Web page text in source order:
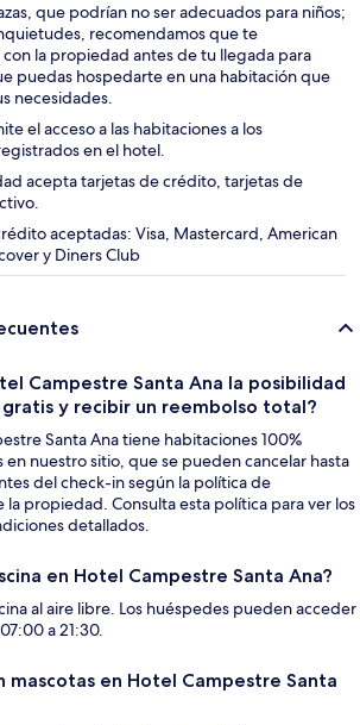
que podrían no ser adecuados para niños;
recomendamos que te
la propiedad antes de tu llegada para
puedas hospedarte en una habitación que
necesidades.
el acceso a las habitaciones a los
en el hotel.
acepta tarjetas de crédito, tarjetas de
aceptadas: Visa, Mastercard, American
y Diners Club
Campestre Santa Ana la posibilidad
y recibir un reembolso total?
Santa Ana tiene habitaciones 100%
en nuestro sitio, que se pueden cancelar hasta
del check-in según la política de
la propiedad. Consulta esta política para ver los
detallados.
en Hotel Campestre Santa Ana?
al aire libre. Los huéspedes pueden acceder
a 21:30.
mascotas en Hotel Campestre Santa